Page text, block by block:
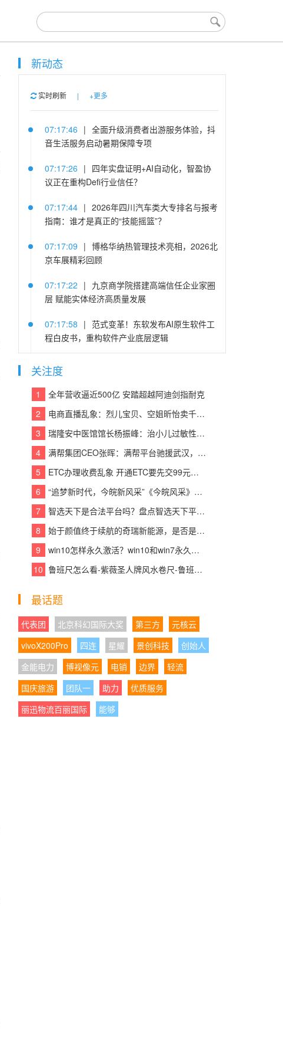
新动态
实时刷新 | +更多
07:17:46 | 全面升级消费者出游服务体验，抖
音生活服务启动暑期保障专项
07:17:26 | 四年实盘证明+AI自动化，智盈协
议正在重构Defi行业信任？
07:17:44 | 2026年四川汽车类大专排名与报考
指南：谁才是真正的“技能摇篮”？
07:17:09 | 博格华纳热管理技术亮相，2026北
京车展精彩回顾
07:17:22 | 九京商学院搭建高端信任企业家圈
层 赋能实体经济高质量发展
07:17:58 | 范式变革！东软发布AI原生软件工
程白皮书，重构软件产业底层逻辑
05:25:14
把豪华SUV价值重新拉高
05:22:48 | 践行算力普惠 赋能中小企业 | 易信
“易Token”模型服务平台重磅发布
05:21:37 | 老司机晋级当老板 欧马可冷藏车护
航李师傅创业路
05:21:03 | 东风汽金：猛士荣获中央企业品牌
引领行动第二批优秀“产品品牌”
05:21:39 | 疯狂伴习：深耕智能教育赛道 以硬
核产品赋能青少年英语高效学习
05:21:29 |
以标杆示范助力产业发展大局，千
年舟智木艺墅匠心打造装配式木结构建筑精品力
在给出新的答案
04:28:06 | AI都免费了，你的录音笔还在收“转
写保护费”？或许有更聪明的方案
04:28:08 |
携手民进同心筑书香,学大教育以公
益践行企业担当
关注度
1
全年营收逼近500亿 安踏超越阿迪剑指耐克
2
电商直播乱象：烈儿宝贝、空姐昕怡卖千万假货被诉
3
瑞隆安中医馆馆长杨振峰：治小儿过敏性咳嗽 有奇招
4
满帮集团CEO张晖：满帮平台驰援武汉，全力保障应急物资运输
5
ETC办理收费乱象 开通ETC要先交99元设备费？
6
“追梦新时代，今皖新风采”《今皖风采》栏目正式启动！
7
智选天下是合法平台吗？盘点智选天下平台实力
8
始于颜值终于续航的奇瑞新能源，是否是你想要的那款车？
9
win10怎样永久激活？win10和win7永久激活的方法和激活码
10 鲁班尺怎么看-紫薇圣人牌风水卷尺-鲁班尺吉数查询速查表
最话题
代表团 北京科幻国际大奖 第三方
元核云
vivoX200Pro
四连 星耀 景创科技
创始人
金能电力
博视像元 电销 边界
轻流
国庆旅游
团队一 助力
优质服务
丽迅物流百丽国际
能够